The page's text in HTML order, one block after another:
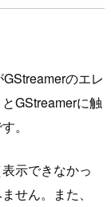
のエレ
GStreamerに触
。
示できなかっ
せん。また、